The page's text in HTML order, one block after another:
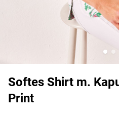
Softes Shirt m.
Print